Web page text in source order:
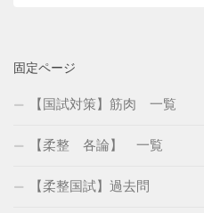
固定ページ
【国試対策】筋肉 一覧
【柔整 各論】 一覧
【柔整国試】過去問